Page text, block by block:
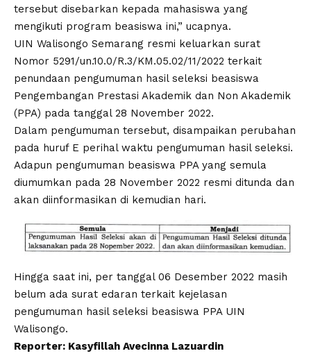
tersebut disebarkan kepada mahasiswa yang
mengikuti program beasiswa ini,” ucapnya.
UIN Walisongo Semarang resmi keluarkan surat
Nomor 5291/un.10.0/R.3/KM.05.02/11/2022 terkait
penundaan pengumuman hasil seleksi beasiswa
Pengembangan Prestasi Akademik dan Non Akademik
(PPA) pada tanggal 28 November 2022.
Dalam pengumuman tersebut, disampaikan perubahan
pada huruf E perihal waktu pengumuman hasil seleksi.
Adapun pengumuman beasiswa PPA yang semula
diumumkan pada 28 November 2022 resmi ditunda dan
akan diinformasikan di kemudian hari.
Hingga saat ini, per tanggal 06 Desember 2022 masih
belum ada surat edaran terkait kejelasan
pengumuman hasil seleksi beasiswa PPA UIN
Walisongo.
Reporter: Kasyfillah Avecinna Lazuardin